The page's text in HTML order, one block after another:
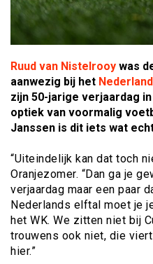
Ruud van Nistelrooy was
aanwezig bij het
zijn 50-jarige verjaardag
optiek van voormalig
Janssen is dit iets wat
“Uiteindelijk kan dat toch
Oranjezomer. “Dan ga je
verjaardag maar een paar
Nederlands elftal moet je
het WK. We zitten niet bij
trouwens ook niet, die
hier.”